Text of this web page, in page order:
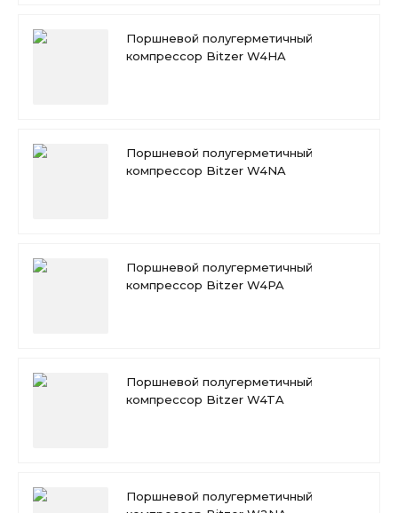
Поршневой полугерметичный
компрессор Bitzer W4HA
Поршневой полугерметичный
компрессор Bitzer W4NA
Поршневой полугерметичный
компрессор Bitzer W4PA
Поршневой полугерметичный
компрессор Bitzer W4TA
Поршневой полугерметичный